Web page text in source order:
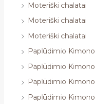
Moteriški chalatai
Moteriški chalatai
Moteriški chalatai
Paplūdimio Kimono
Paplūdimio Kimono
Paplūdimio Kimono
Paplūdimio Kimono